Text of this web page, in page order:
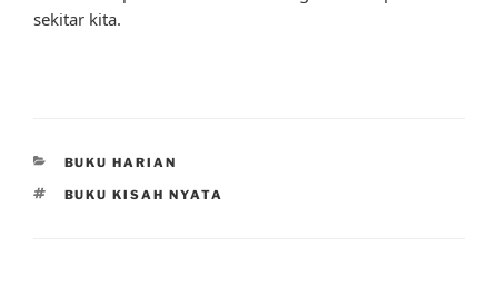
sekitar kita.
CATEGORIES
BUKU HARIAN
TAGS
BUKU KISAH NYATA